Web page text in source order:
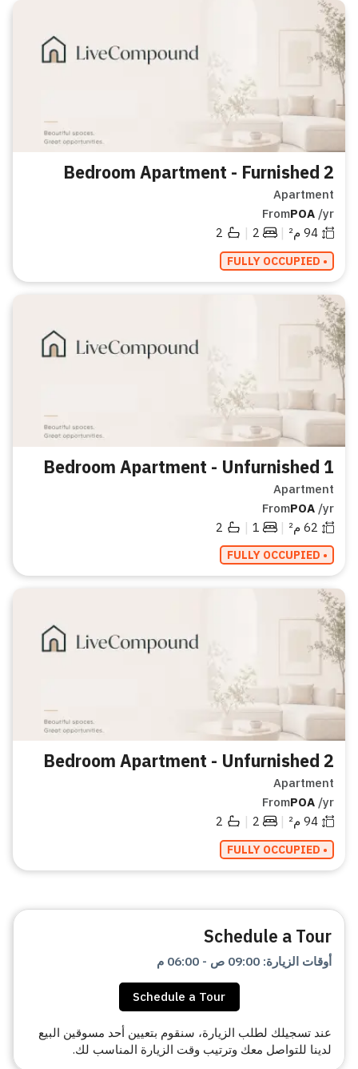
2 Bedroom Apartment - Furnished
Apartment
FromPOA /yr
94 م² |
2
|
2
• FULLY OCCUPIED
1 Bedroom Apartment - Unfurnished
Apartment
FromPOA /yr
62 م² |
1
|
2
• FULLY OCCUPIED
2 Bedroom Apartment - Unfurnished
Apartment
FromPOA /yr
94 م² |
2
|
2
• FULLY OCCUPIED
Schedule a Tour
أوقات الزيارة: 09:00 ص - 06:00 م
Schedule a Tour
عند تسجيلك لطلب الزيارة، سنقوم بتعيين أحد مسوقين البيع
لدينا للتواصل معك وترتيب وقت الزيارة المناسب لك.